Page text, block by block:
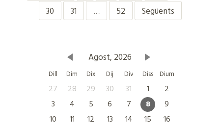
30
31 … 52 Següents
Agost, 2026
Dill Dim Dix Dij Div Diss Dium
27 28 29 30 31 1
2
3
4 5 6 7 8
9
10
11 12 13 14 15
16